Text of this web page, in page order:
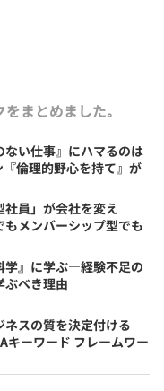
まとめました｡
い仕事』にハマるのは
倫理的野心を持て』が
社員」が会社を変え
メンバーシップ型でも
学』に学ぶ―経験不足の
ぶべき理由
スの質を決定付ける
ーワード フレームワー